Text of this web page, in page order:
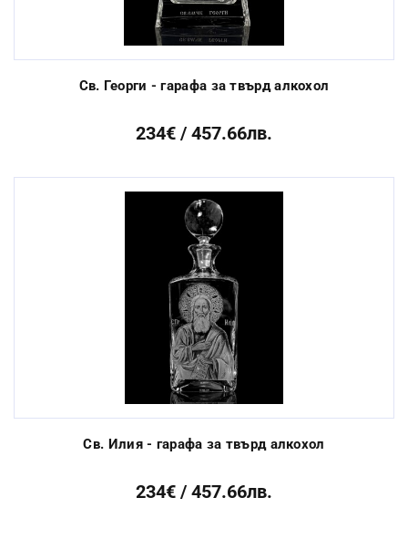
Св. Георги - гарафа за твърд алкохол
234€ / 457.66лв.
Св. Илия - гарафа за твърд алкохол
234€ / 457.66лв.